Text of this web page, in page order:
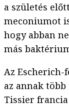
a születés
meconiumot
hogy abban
más
Az Escherich-
az annak
Tissier